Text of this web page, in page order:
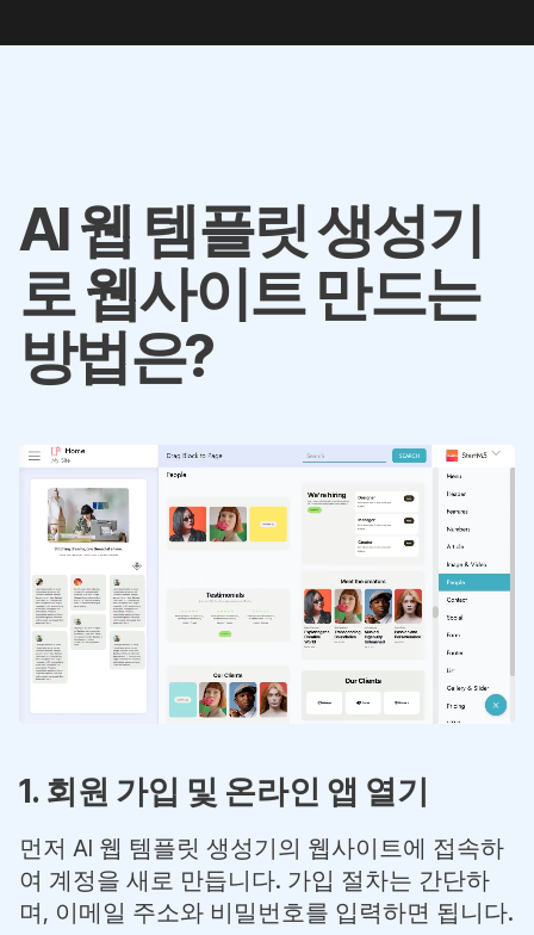
AI 웹 템플릿 생성기
로 웹사이트 만드는
방법은?
1. 회원 가입 및 온라인 앱 열기
먼저 AI 웹 템플릿 생성기의 웹사이트에 접속하
여 계정을 새로 만듭니다. 가입 절차는 간단하
며, 이메일 주소와 비밀번호를 입력하면 됩니다.